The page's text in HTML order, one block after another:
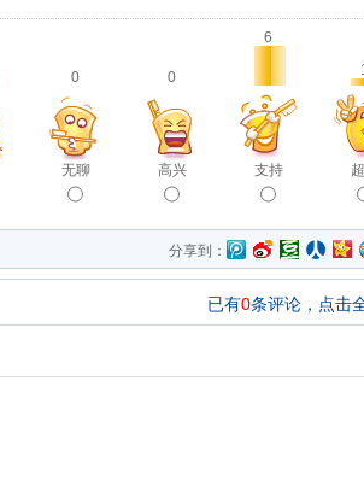
0
无聊
0
高兴
6
支持
分享到：